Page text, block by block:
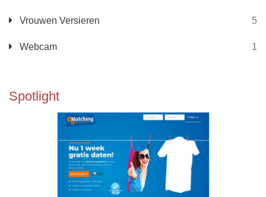
Vrouwen Versieren 5
Webcam 1
Spotlight